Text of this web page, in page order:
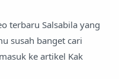
terbaru Salsabila yang
susah banget cari
ke artikel Kak